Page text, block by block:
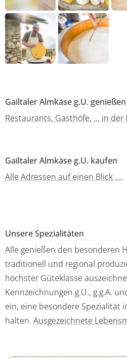
Gailtaler Almkäse g.U. genießen
Restaurants, Gasthöfe, ... in der
Gailtaler Almkäse g.U. kaufen
Alle Adressen auf einen Blick ....
Unsere Spezialitäten
Alle genießen den besonderen
traditionell und regional
höchster Güteklasse
Kennzeichnungen g.U., g.g.A.
ein, eine besondere Spezialität
halten. Ausgezeichnete